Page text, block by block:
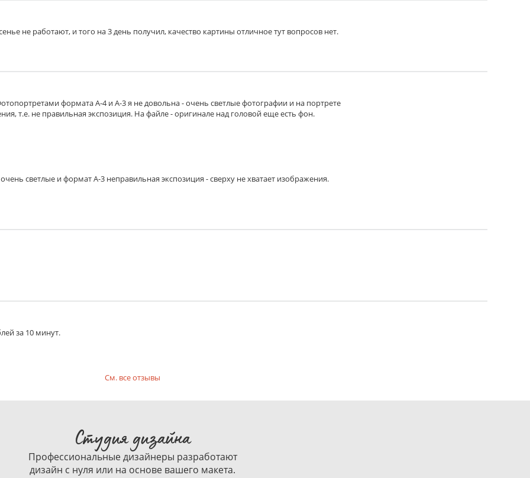
не работают, и того на 3 день получил, качество картины отличное тут вопросов нет.
формата А-4 и А-3 я не довольна - очень светлые фотографии и на портрете
т.е. не правильная экспозиция. На файле - оригинале над головой еще есть фон.
светлые и формат А-3 неправильная экспозиция - сверху не хватает изображения.
за 10 минут.
См. все отзывы
Студия дизайна
Профессиональные дизайнеры разработают
дизайн с нуля или на основе вашего макета.